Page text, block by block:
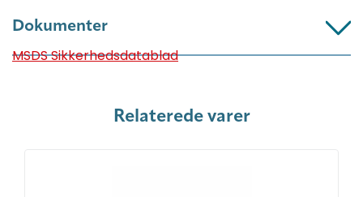
Dokumenter
MSDS Sikkerhedsdatablad
Relaterede varer